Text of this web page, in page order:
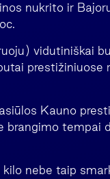
nukrito ir
vidutiniškai
prestižiniuose
Kauno
tempai
nebe taip